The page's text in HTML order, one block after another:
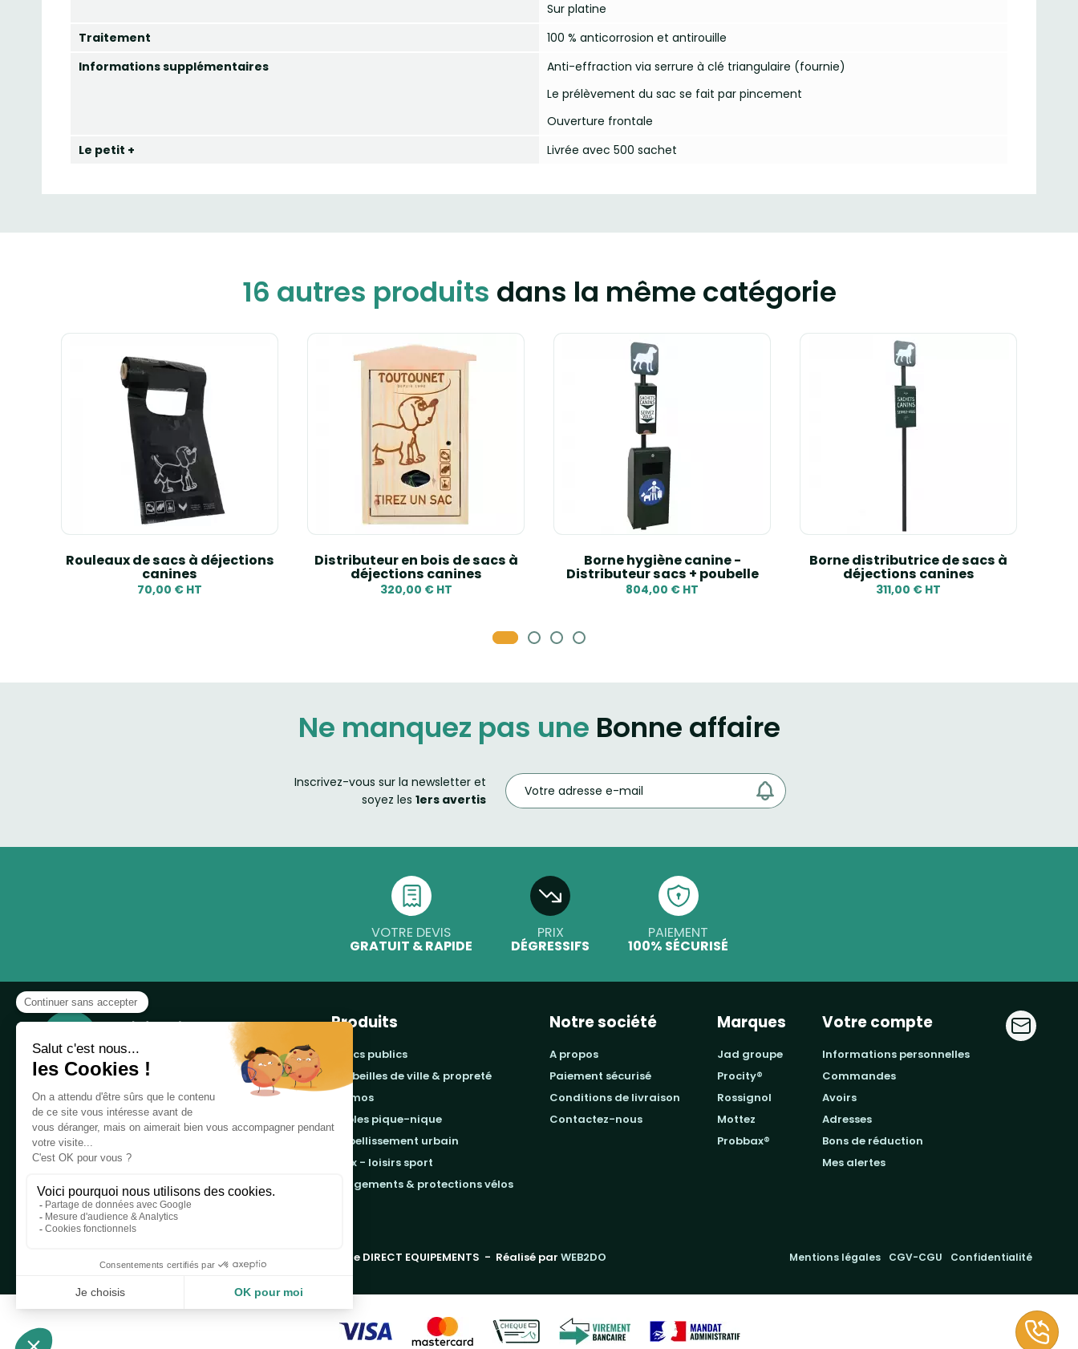
Sur platine
Traitement
100 % anticorrosion et antirouille
Informations supplémentaires
Anti-effraction via serrure à clé triangulaire (fournie)
Le prélèvement du sac se fait par pincement
Ouverture frontale
Le petit +
Livrée avec 500 sachet
16 autres produits dans la même catégorie
Rouleaux de sacs à déjections
canines
70,00 € HT
Distributeur en bois de sacs à
déjections canines
320,00 € HT
Borne hygiène canine -
Distributeur sacs + poubelle
804,00 € HT
Borne distributrice de sacs à
déjections canines
311,00 € HT
Ne manquez pas une Bonne affaire
Inscrivez-vous sur la newsletter et
soyez les 1ers avertis
VOTRE DEVIS
GRATUIT & RAPIDE
PRIX
DÉGRESSIFS
PAIEMENT
100% SÉCURISÉ
Notre boutique, spécialisée dans la vente de
table de pique-nique et de plein air, est
principalement adressée aux collectvités, aux
entreprises privées et publiques et au
associations.
Infos et contact au 04 86 84 05 81
Produits
bancs publics
corbeilles de ville & propreté
promos
tables pique-nique
embellissement urbain
jeux - loisirs sport
rangements & protections vélos
Notre société
a propos
paiement sécurisé
conditions de livraison
contactez-nous
Marques
jad groupe
procity®
rossignol
mottez
probbax®
Votre compte
informations personnelles
commandes
avoirs
adresses
bons de réduction
mes alertes
Table de Pique-nique une marque DIRECT EQUIPEMENTS - Réalisé par WEB2DO Mentions légales CGV-CGU Confidentialité